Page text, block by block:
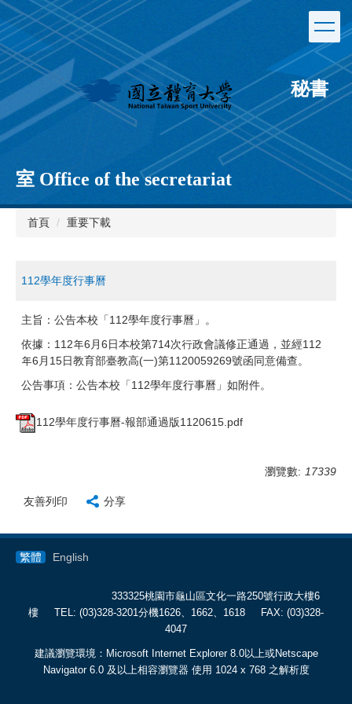
跳
到
主
要
內
容
區
秘書
室 Office of the secretariat
首頁 重要下載
112學年度行事曆
主旨：公告本校「112學年度行事曆」。
依據：112年6月6日本校第714次行政會議修正通過，並經112
年6月15日教育部臺教高(一)第1120059269號函同意備查。
公告事項：公告本校「112學年度行事曆」如附件。
112學年度行事曆-報部通過版1120615.pdf
瀏覽數: 17339
友善列印 分享
繁體 English
333325桃園市龜山區文化一路250號行政大樓6
樓
TEL: (03)328-3201分機1626、1662、1618 FAX: (03)328-
4047
建議瀏覽環境：Microsoft Internet Explorer 8.0以上或Netscape
Navigator 6.0 及以上相容瀏覽器 使用 1024 x 768 之解析度